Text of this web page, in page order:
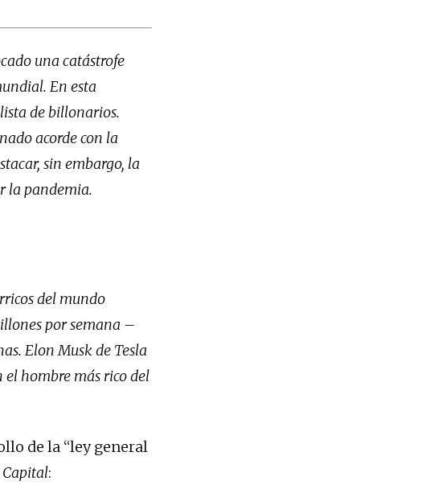
una catástrofe
En esta
de billonarios.
acorde con la
sin embargo, la
la pandemia.
del mundo
por semana –
Elon Musk de Tesla
el hombre más rico del
de la “ley general
: